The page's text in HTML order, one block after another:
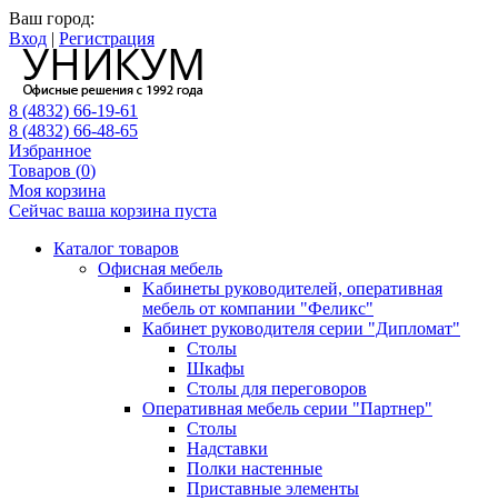
Ваш город:
Вход | Регистрация
8 (4832) 66-19-61
8 (4832) 66-48-65
Избранное
Товаров (0)
Моя корзина
Сейчас ваша корзина пуста
Каталог товаров
Офисная мебель
Kабинеты руководителей, оперативная
мебель от компании "Феликс"
Кабинет руководителя серии "Дипломат"
Столы
Шкафы
Столы для переговоров
Оперативная мебель серии "Партнер"
Столы
Надставки
Полки настенные
Приставные элементы